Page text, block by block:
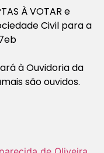
À VOTAR e
Civil para a
à Ouvidoria da
são ouvidos.